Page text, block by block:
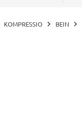
KOMPRESSIO BEIN